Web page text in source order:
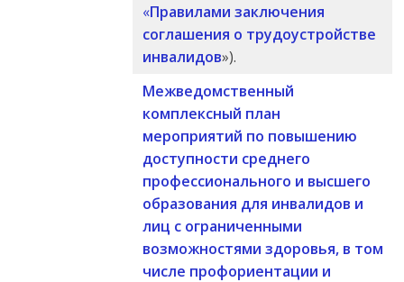
«Правилами заключения
соглашения о трудоустройстве
инвалидов»).
Межведомственный
комплексный план
мероприятий по повышению
доступности среднего
профессионального и высшего
образования для инвалидов и
лиц с ограниченными
возможностями здоровья, в том
числе профориентации и